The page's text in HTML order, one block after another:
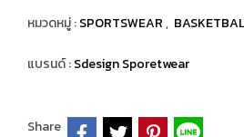
หมวดหมู่ :SPORTSWEAR,
แบรนด์ :Sdesign Sporetwear
Share